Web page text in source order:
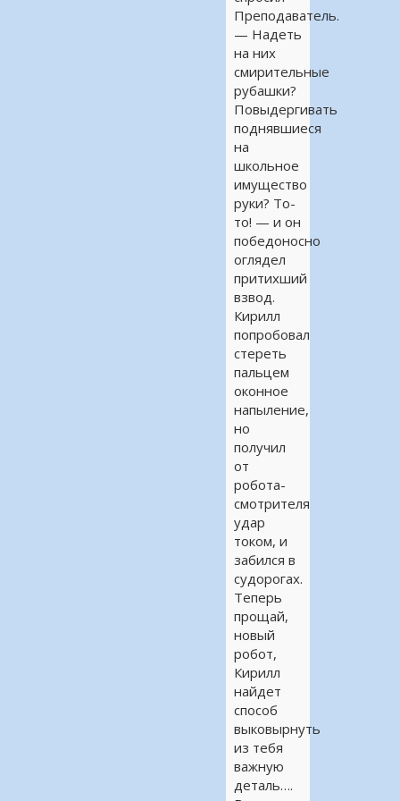
Преподаватель.
— Надеть
на них
смирительные
рубашки?
Повыдергивать
поднявшиеся
на
школьное
имущество
руки? То-
то! — и он
победоносно
оглядел
притихший
взвод.
Кирилл
попробовал
стереть
пальцем
оконное
напыление,
но
получил
от
робота-
смотрителя
удар
током, и
забился в
судорогах.
Теперь
прощай,
новый
робот,
Кирилл
найдет
способ
выковырнуть
из тебя
важную
деталь….